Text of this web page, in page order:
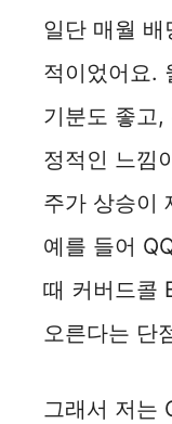
일단 매월 배
적이었어요.
기분도 좋고
정적인 느낌
주가 상승이
예를 들어
때 커버드콜
오른다는 단
그래서 저는